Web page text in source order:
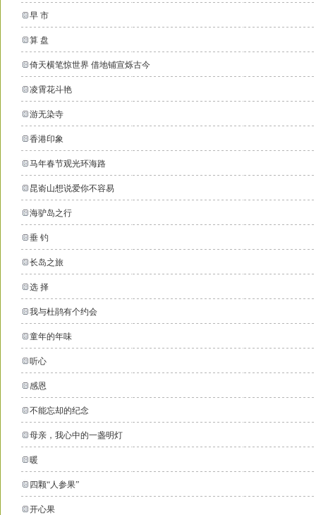
早 市
算 盘
倚天横笔惊世界 借地铺宣烁古今
凌霄花斗艳
游无染寺
香港印象
马年春节观光环海路
昆嵛山想说爱你不容易
海驴岛之行
垂 钓
长岛之旅
选 择
我与杜鹃有个约会
童年的年味
听心
感恩
不能忘却的纪念
母亲，我心中的一盏明灯
暖
四颗“人参果”
开心果